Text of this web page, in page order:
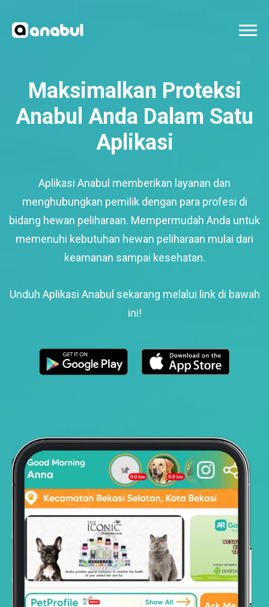
Maksimalkan Proteksi
Anabul Anda Dalam Satu
Aplikasi
Aplikasi Anabul memberikan layanan dan
menghubungkan pemilik dengan para profesi di
bidang hewan peliharaan. Mempermudah Anda untuk
memenuhi kebutuhan hewan peliharaan mulai dari
keamanan sampai kesehatan.
Unduh Aplikasi Anabul sekarang melalui link di bawah
ini!